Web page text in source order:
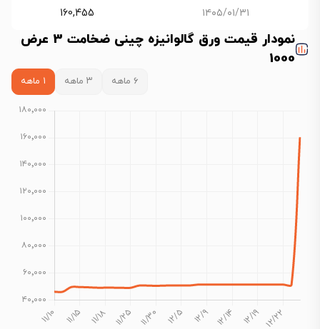
۱۴۰۵/۰۱/۳۱ 160,455
نمودار قیمت ورق گالوانیزه چینی ضخامت 3 عرض
1000
۶ ماهه ۳ ماهه ۱ ماهه